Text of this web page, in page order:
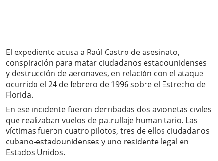
El expediente acusa a Raúl Castro de asesinato,
conspiración para matar ciudadanos estadounidenses
y destrucción de aeronaves, en relación con el ataque
ocurrido el 24 de febrero de 1996 sobre el Estrecho de
Florida.
En ese incidente fueron derribadas dos avionetas civiles
que realizaban vuelos de patrullaje humanitario. Las
víctimas fueron cuatro pilotos, tres de ellos ciudadanos
cubano-estadounidenses y uno residente legal en
Estados Unidos.